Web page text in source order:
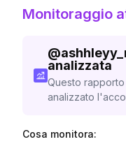
Monitoraggio
@
analizzata
Questo
analizzato
Cosa monitora: